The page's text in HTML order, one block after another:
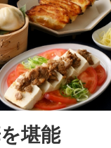
を堪能